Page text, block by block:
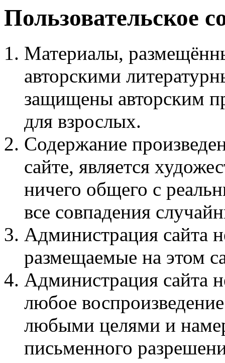
Пользовательское
Материалы,
авторскими
защищены авторским
для взрослых.
Содержание
сайте, является
ничего общего с
все совпадения
Администрация сайта
размещаемые на этом
Администрация сайта
любое
любыми целями и
письменного